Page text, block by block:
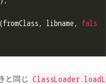
libname,
fals
と同じ ClassLoader.loadL